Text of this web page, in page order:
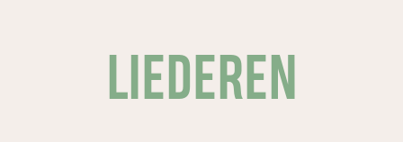
LIEDEREN